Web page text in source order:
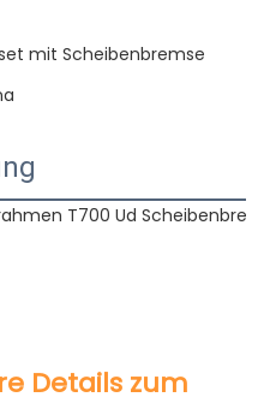
mit Scheibenbremse
Details zum